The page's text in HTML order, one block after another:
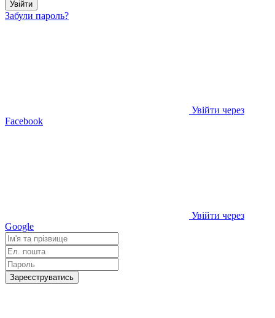
Увійти
Забули пароль?
Увійти через
Facebook
Увійти через
Google
Зареєструватись